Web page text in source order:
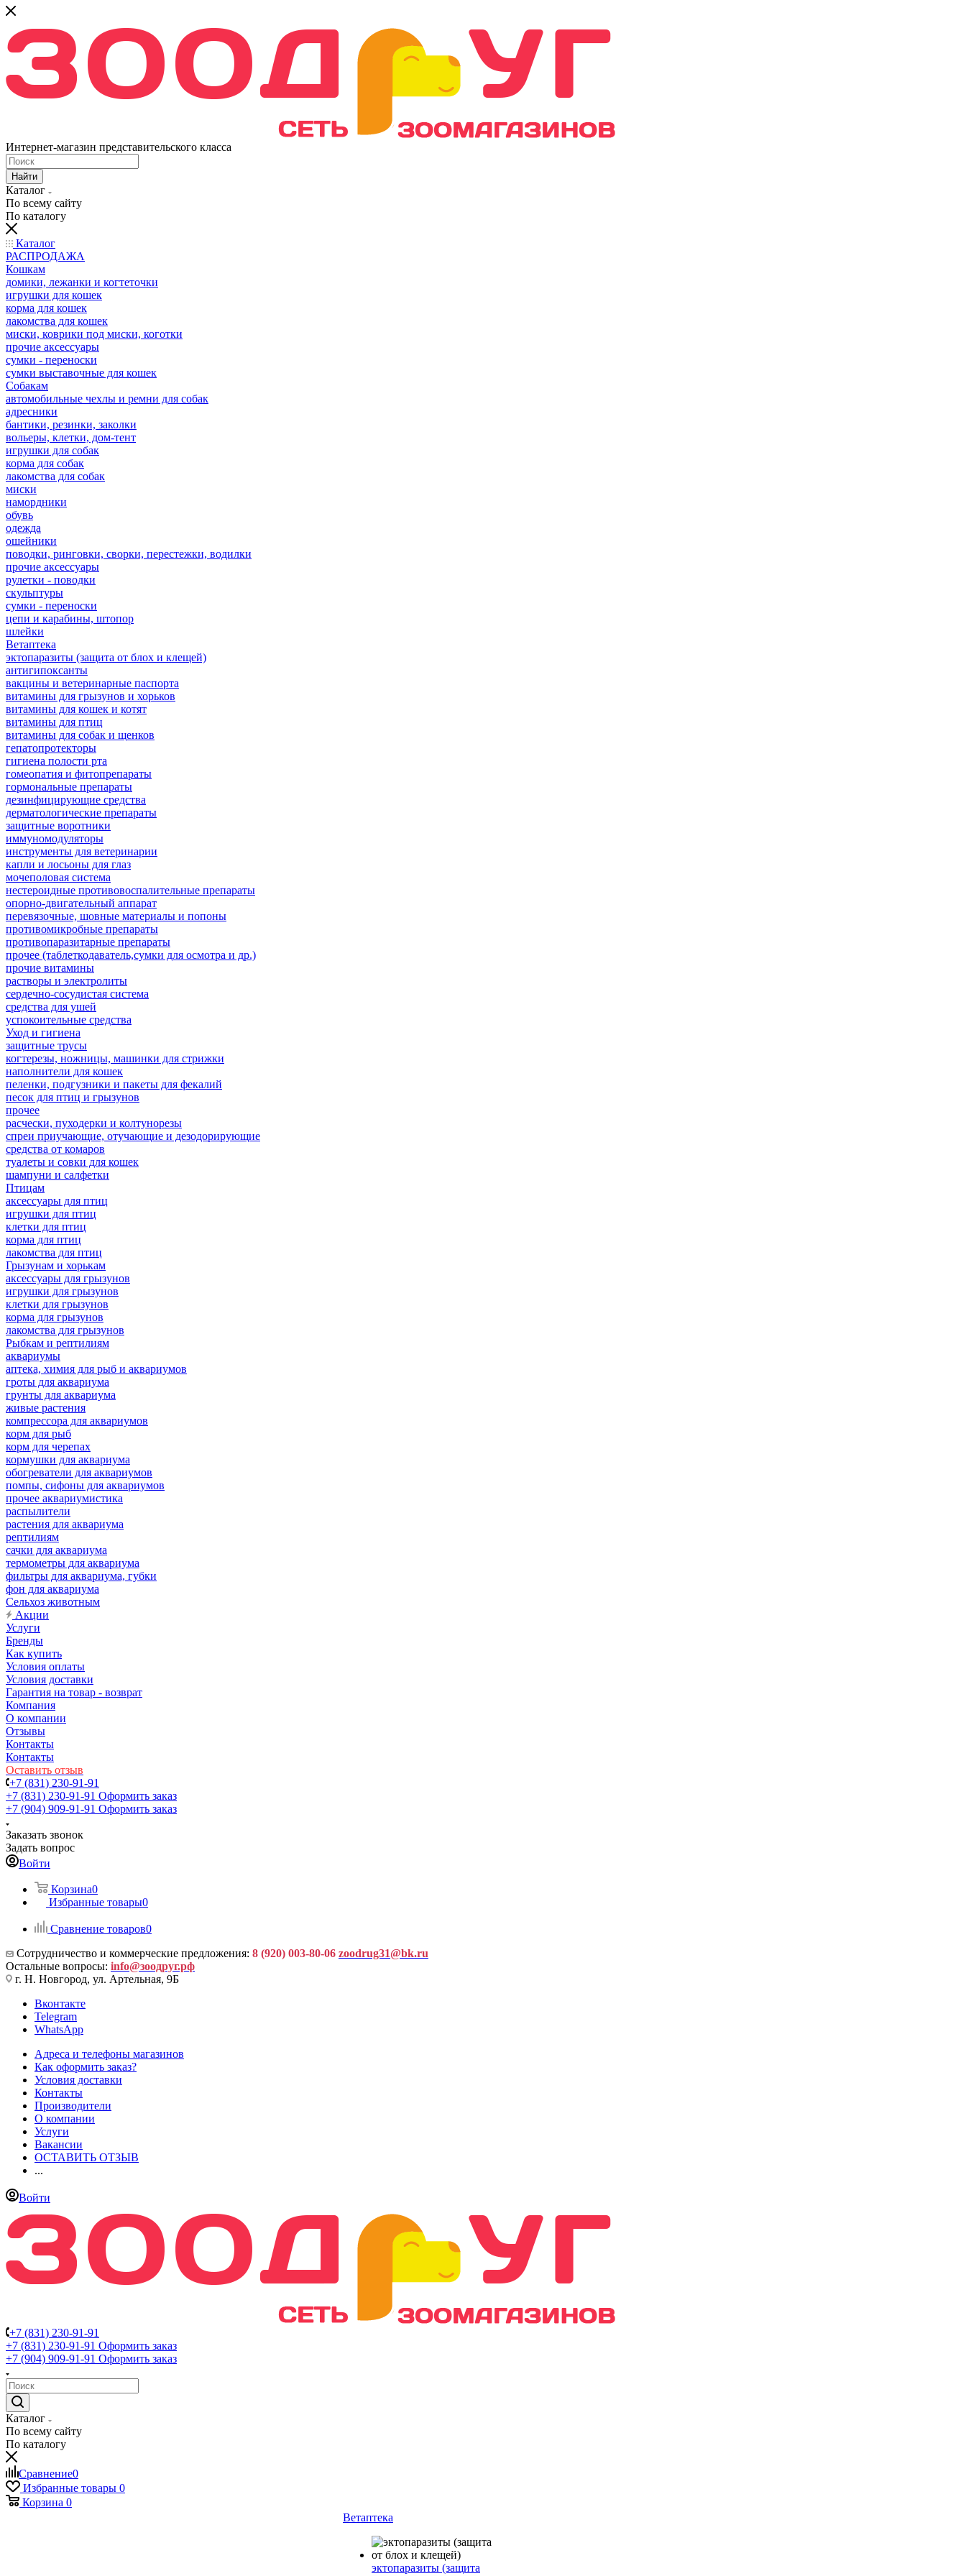
Интернет-магазин представительского класса
Найти
Каталог
По всему сайту
По каталогу
Каталог
РАСПРОДАЖА
Кошкам
домики, лежанки и когтеточки
игрушки для кошек
корма для кошек
лакомства для кошек
миски, коврики под миски, коготки
прочие аксессуары
сумки - переноски
сумки выставочные для кошек
Собакам
автомобильные чехлы и ремни для собак
адресники
бантики, резинки, заколки
вольеры, клетки, дом-тент
игрушки для собак
корма для собак
лакомства для собак
миски
намордники
обувь
одежда
ошейники
поводки, ринговки, сворки, перестежки, водилки
прочие аксессуары
рулетки - поводки
скульптуры
сумки - переноски
цепи и карабины, штопор
шлейки
Ветаптека
эктопаразиты (защита от блох и клещей)
антигипоксанты
вакцины и ветеринарные паспорта
витамины для грызунов и хорьков
витамины для кошек и котят
витамины для птиц
витамины для собак и щенков
гепатопротекторы
гигиена полости рта
гомеопатия и фитопрепараты
гормональные препараты
дезинфицирующие средства
дерматологические препараты
защитные воротники
иммуномодуляторы
инструменты для ветеринарии
капли и лосьоны для глаз
мочеполовая система
нестероидные противовоспалительные препараты
опорно-двигательный аппарат
перевязочные, шовные материалы и попоны
противомикробные препараты
противопаразитарные препараты
прочее (таблеткодаватель,сумки для осмотра и др.)
прочие витамины
растворы и электролиты
сердечно-сосудистая система
средства для ушей
успокоительные средства
Уход и гигиена
защитные трусы
когтерезы, ножницы, машинки для стрижки
наполнители для кошек
пеленки, подгузники и пакеты для фекалий
песок для птиц и грызунов
прочее
расчески, пуходерки и колтунорезы
спреи приучающие, отучающие и дезодорирующие
средства от комаров
туалеты и совки для кошек
шампуни и салфетки
Птицам
аксессуары для птиц
игрушки для птиц
клетки для птиц
корма для птиц
лакомства для птиц
Грызунам и хорькам
аксессуары для грызунов
игрушки для грызунов
клетки для грызунов
корма для грызунов
лакомства для грызунов
Рыбкам и рептилиям
аквариумы
аптека, химия для рыб и аквариумов
гроты для аквариума
грунты для аквариума
живые растения
компрессора для аквариумов
корм для рыб
корм для черепах
кормушки для аквариума
обогреватели для аквариумов
помпы, сифоны для аквариумов
прочее аквариумистика
распылители
растения для аквариума
рептилиям
сачки для аквариума
термометры для аквариума
фильтры для аквариума, губки
фон для аквариума
Сельхоз животным
Акции
Услуги
Бренды
Как купить
Условия оплаты
Условия доставки
Гарантия на товар - возврат
Компания
О компании
Отзывы
Контакты
Контакты
Оставить отзыв
+7 (831) 230-91-91
+7 (831) 230-91-91 Оформить заказ
+7 (904) 909-91-91 Оформить заказ
Заказать звонок
Задать вопрос
Войти
Корзина0
Избранные товары0
Сравнение товаров0
Сотрудничество и коммерческие предложения: 8 (920) 003-80-06 zoodrug31@bk.ru
Остальные вопросы: info@зоодруг.рф
г. Н. Новгород, ул. Артельная, 9Б
Вконтакте
Telegram
WhatsApp
Адреса и телефоны магазинов
Как оформить заказ?
Условия доставки
Контакты
Производители
О компании
Услуги
Вакансии
ОСТАВИТЬ ОТЗЫВ
...
Войти
+7 (831) 230-91-91
+7 (831) 230-91-91 Оформить заказ
+7 (904) 909-91-91 Оформить заказ
Каталог
По всему сайту
По каталогу
Сравнение0
Избранные товары 0
Корзина 0
Ветаптека
эктопаразиты (защита